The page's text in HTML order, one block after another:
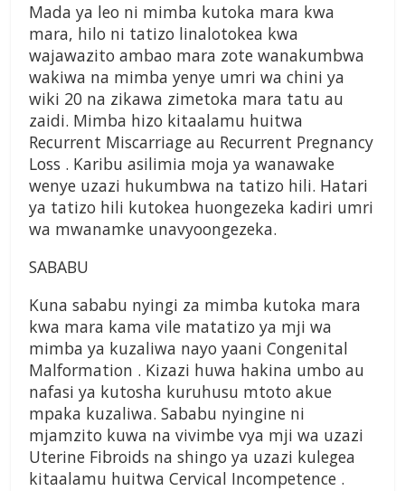
Mada ya leo ni mimba kutoka mara kwa
mara, hilo ni tatizo linalotokea kwa
wajawazito ambao mara zote wanakumbwa
wakiwa na mimba yenye umri wa chini ya
wiki 20 na zikawa zimetoka mara tatu au
zaidi. Mimba hizo kitaalamu huitwa
Recurrent Miscarriage au Recurrent Pregnancy
Loss . Karibu asilimia moja ya wanawake
wenye uzazi hukumbwa na tatizo hili. Hatari
ya tatizo hili kutokea huongezeka kadiri umri
wa mwanamke unavyoongezeka.
SABABU
Kuna sababu nyingi za mimba kutoka mara
kwa mara kama vile matatizo ya mji wa
mimba ya kuzaliwa nayo yaani Congenital
Malformation . Kizazi huwa hakina umbo au
nafasi ya kutosha kuruhusu mtoto akue
mpaka kuzaliwa. Sababu nyingine ni
mjamzito kuwa na vivimbe vya mji wa uzazi
Uterine Fibroids na shingo ya uzazi kulegea
kitaalamu huitwa Cervical Incompetence .